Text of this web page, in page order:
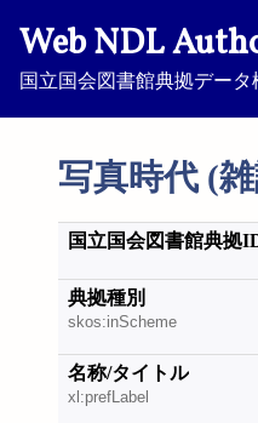
Web NDL
国立国会図書館典拠デー
写真時代 (
国立国会図書館典拠
典拠種別
skos:inScheme
名称/タイトル
xl:prefLabel